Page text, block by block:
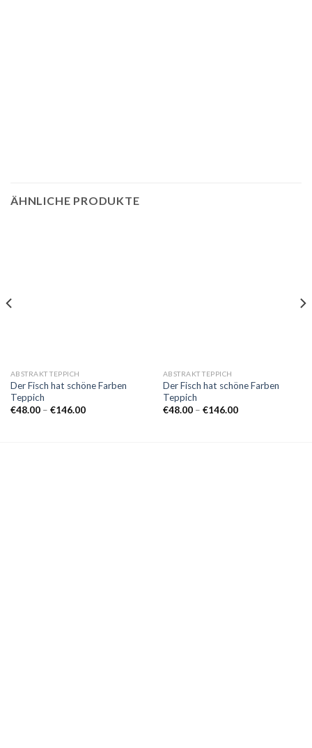
ÄHNLICHE PRODUKTE
ABSTRAKT TEPPICH
Der Fisch hat schöne Farben
Teppich
€48.00 – €146.00Preisspanne:
ABSTRAKT TEPPICH
Der Fisch hat schöne Farben
Teppich
€48.00 – €146.00Preisspanne: